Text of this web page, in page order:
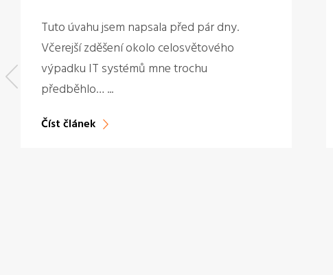
Tuto úvahu jsem napsala před pár dny.
Včerejší zděšení okolo celosvětového
výpadku IT systémů mne trochu
předběhlo… ...
Číst článek